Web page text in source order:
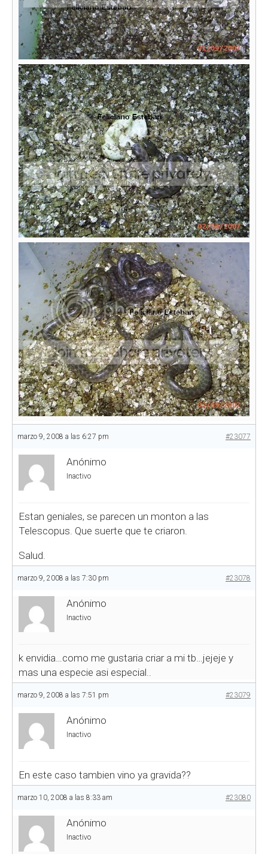
marzo 9, 2008 a las 6:27 pm #23077
Anónimo
Inactivo
Estan geniales, se parecen un monton a las
Telescopus. Que suerte que te criaron.
Salud.
marzo 9, 2008 a las 7:30 pm #23078
Anónimo
Inactivo
k envidia…como me gustaria criar a mi tb…jejeje y
mas una especie asi especial..
marzo 9, 2008 a las 7:51 pm #23079
Anónimo
Inactivo
En este caso tambien vino ya gravida??
marzo 10, 2008 a las 8:33 am #23080
Anónimo
Inactivo